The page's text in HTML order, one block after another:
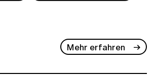
Mehr erfahren